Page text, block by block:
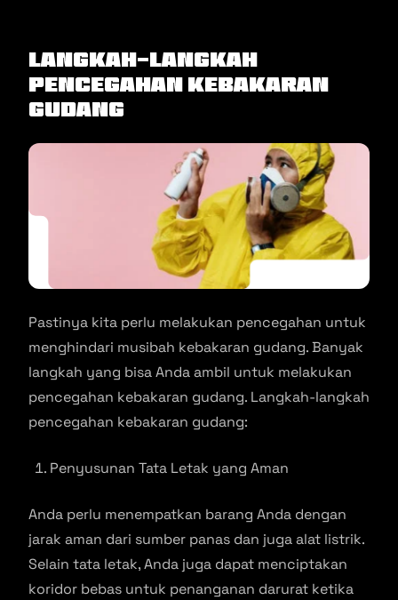
Langkah-Langkah
Pencegahan Kebakaran
Gudang
Pastinya kita perlu melakukan pencegahan untuk
menghindari musibah kebakaran gudang. Banyak
langkah yang bisa Anda ambil untuk melakukan
pencegahan kebakaran gudang. Langkah-langkah
pencegahan kebakaran gudang:
Penyusunan Tata Letak yang Aman
Anda perlu menempatkan barang Anda dengan
jarak aman dari sumber panas dan juga alat listrik.
Selain tata letak, Anda juga dapat menciptakan
koridor bebas untuk penanganan darurat ketika